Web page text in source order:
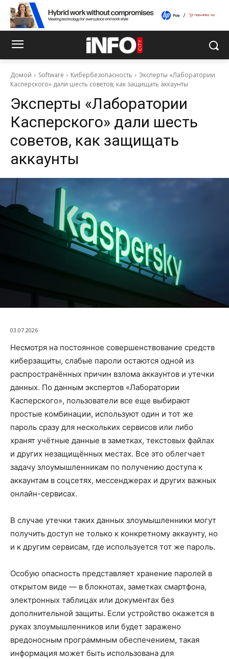
Домой Software Кибербезопасность
Эксперты «Лаборатории
Касперского» дали шесть советов, как защищать аккаунты
Эксперты «Лаборатории
Касперского» дали шесть
советов, как защищать
аккаунты
03.07.2026
Несмотря на постоянное совершенствование средств
киберзащиты, слабые пароли остаются одной из
распространённых причин взлома аккаунтов и утечки
данных. По данным экспертов «Лаборатории
Касперского», пользователи все еще выбирают
простые комбинации, используют один и тот же
пароль сразу для нескольких сервисов или либо
хранят учётные данные в заметках, текстовых файлах
и других незащищённых местах. Все это облегчает
задачу злоумышленникам по получению доступа к
аккаунтам в соцсетях, мессенджерах и других важных
онлайн-сервисах.
В случае утечки таких данных злоумышленники могут
получить доступ не только к конкретному аккаунту, но
и к другим сервисам, где используется тот же пароль.
Особую опасность представляет хранение паролей в
открытом виде — в блокнотах, заметках смартфона,
электронных таблицах или документах без
дополнительной защиты. Если устройство окажется в
руках злоумышленников или будет заражено
вредоносным программным обеспечением, такая
информация может быть использована для